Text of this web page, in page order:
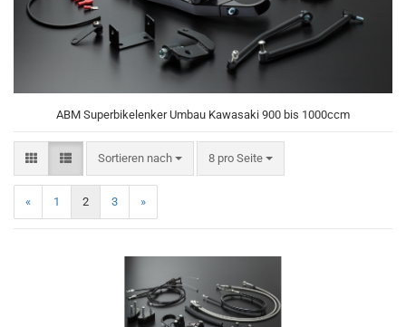
ABM Superbikelenker Umbau Kawasaki 900 bis 1000ccm
Sortieren nach
Sortieren nach 8 pro Seite
pro Seite
« 1 2 3 »